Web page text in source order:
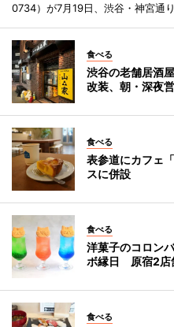
0734）が7月19日、渋谷・神宮通
食べる
渋谷の老舗居酒
改装、朝・深夜
食べる
表参道にカフェ
スに併設
食べる
洋菓子のコロン
ボ縁日 原宿2店
食べる